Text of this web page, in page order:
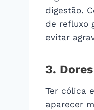
digestão.
de refluxo
evitar
3.
Ter cólica
aparecer